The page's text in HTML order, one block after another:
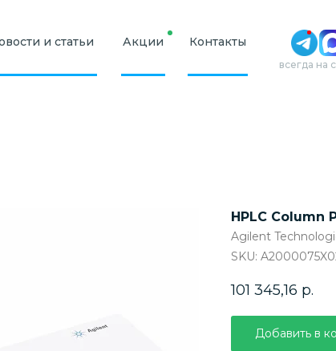
Контакты
и статьи
всегда на
Акции
HPLC Column
Agilent
SKU:
101 345,16 р.
Добавить в